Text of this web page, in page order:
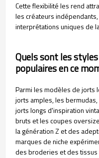
Cette flexibilité les rend
les créateurs
interprétations uniques de
Quels sont les
populaires en ce
Parmi les modèles de jorts
jorts amples, les
jorts longs d'inspiration
bruts et les coupes
la génération Z et des
marques de niche
des broderies et des tissus